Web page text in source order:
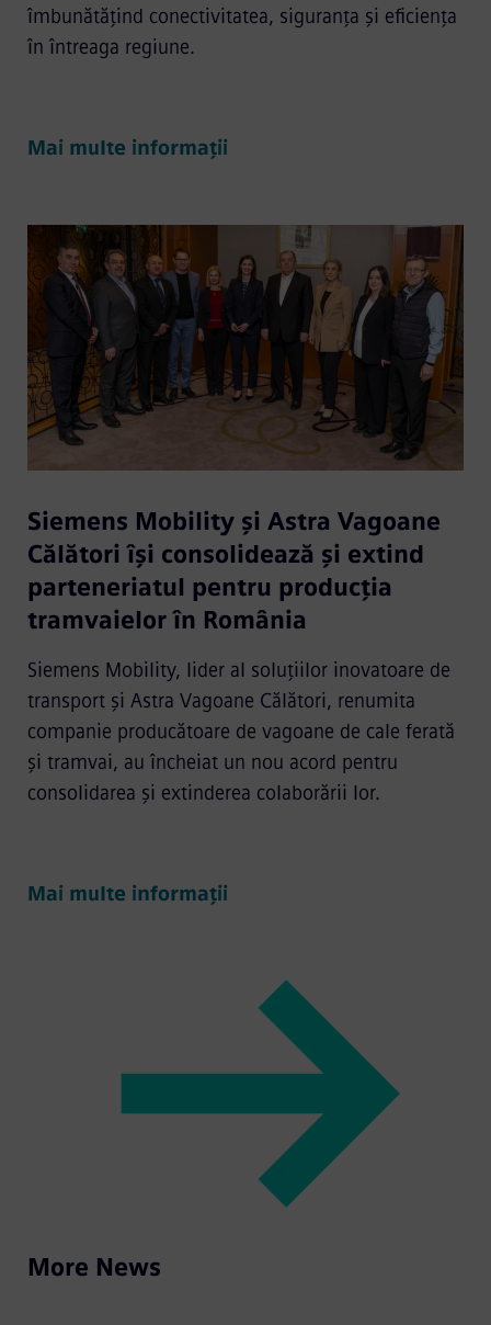
îmbunătățind conectivitatea, siguranța și eficiența
în întreaga regiune.
Mai multe informații
Siemens Mobility și Astra Vagoane
Călători își consolidează și extind
parteneriatul pentru producția
tramvaielor în România
Siemens Mobility, lider al soluțiilor inovatoare de
transport și Astra Vagoane Călători, renumita
companie producătoare de vagoane de cale ferată
și tramvai, au încheiat un nou acord pentru
consolidarea și extinderea colaborării lor.
Mai multe informații
More News